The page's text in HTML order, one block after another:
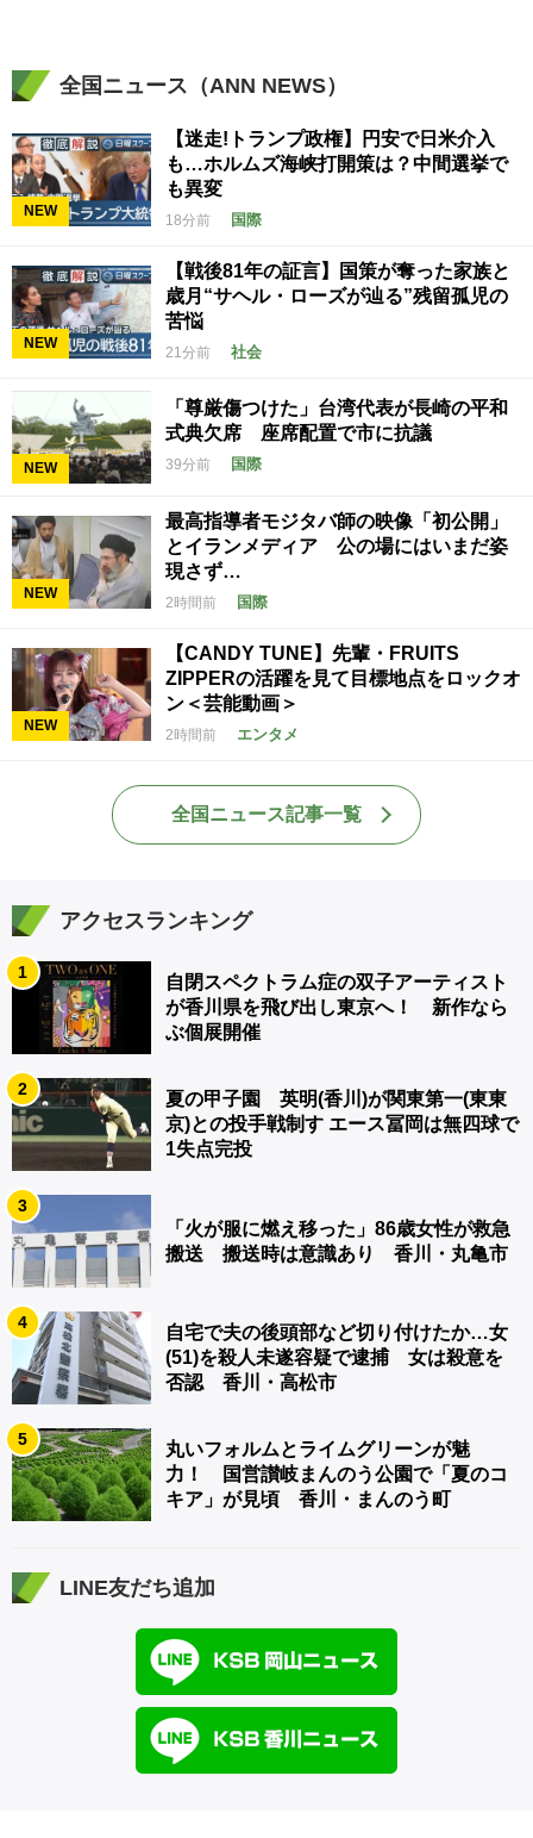
全国ニュース（ANN NEWS）
NEW
【迷走!トランプ政権】円安で日米介入
も…ホルムズ海峡打開策は？中間選挙で
も異変
18分前 国際
NEW
【戦後81年の証言】国策が奪った家族と
歳月“サヘル・ローズが辿る”残留孤児の
苦悩
21分前 社会
NEW
「尊厳傷つけた」台湾代表が長崎の平和
式典欠席 座席配置で市に抗議
39分前 国際
NEW
最高指導者モジタバ師の映像「初公開」
とイランメディア 公の場にはいまだ姿
現さず…
2時間前 国際
NEW
【CANDY TUNE】先輩・FRUITS
ZIPPERの活躍を見て目標地点をロックオ
ン＜芸能動画＞
2時間前 エンタメ
全国ニュース記事一覧
アクセスランキング
1
自閉スペクトラム症の双子アーティスト
が香川県を飛び出し東京へ！ 新作なら
ぶ個展開催
2
夏の甲子園 英明(香川)が関東第一(東東
京)との投手戦制す エース冨岡は無四球で
1失点完投
3
「火が服に燃え移った」86歳女性が救急
搬送 搬送時は意識あり 香川・丸亀市
4
自宅で夫の後頭部など切り付けたか…女
(51)を殺人未遂容疑で逮捕 女は殺意を
否認 香川・高松市
5
丸いフォルムとライムグリーンが魅
力！ 国営讃岐まんのう公園で「夏のコ
キア」が見頃 香川・まんのう町
LINE友だち追加